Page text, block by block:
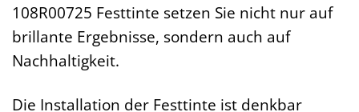
108R00725 Festtinte setzen Sie nicht nur auf
brillante Ergebnisse, sondern auch auf
Nachhaltigkeit.
Die Installation der Festtinte ist denkbar